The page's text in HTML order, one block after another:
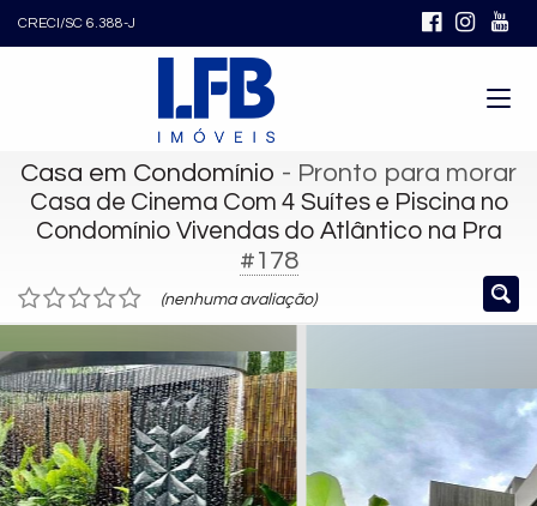
CRECI/SC 6.388-J
Casa em Condomínio - Pronto para morar
Casa de Cinema Com 4 Suítes e Piscina no
Condomínio Vivendas do Atlântico na Pra
#178
(nenhuma avaliação)